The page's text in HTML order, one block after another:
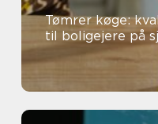
Tømrer køge:
til boligejere på